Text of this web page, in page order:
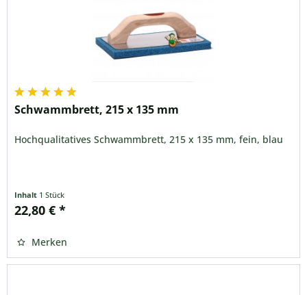
Schwammbrett, 215 x 135 mm
Hochqualitatives Schwammbrett, 215 x 135 mm, fein, blau
Inhalt 1 Stück
22,80 € *
Merken